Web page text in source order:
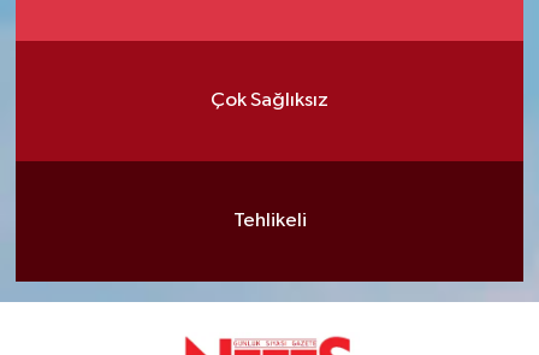
Çok Sağlıksız
Tehlikeli